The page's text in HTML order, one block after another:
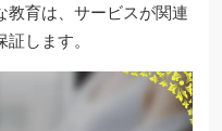
教育は、サービスが関連
します。